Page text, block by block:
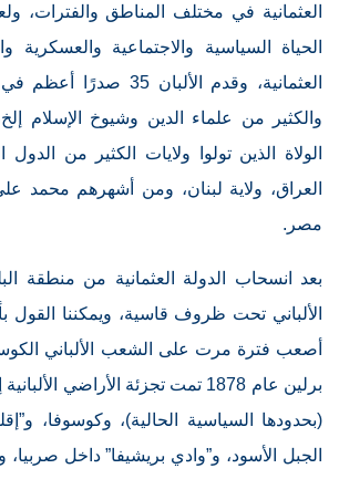
العثمانية في مختلف المناطق والفترات،
الحياة السياسية والاجتماعية والعسكرية
العثمانية، وقدم الألبان 35
والكثير من علماء الدين وشيوخ الإسلام
الولاة الذين تولوا ولايات الكثير من الدول
العراق، ولاية لبنان، ومن أشهرهم محمد
مصر.
بعد انسحاب الدولة العثمانية من منطقة
الألباني تحت ظروف قاسية، ويمكننا القول
أصعب فترة مرت على الشعب الألباني
(بحدودها السياسية الحالية)، وكوسوفا،
الجبل الأسود، و”وادي بريشيفا” داخل صربيا،